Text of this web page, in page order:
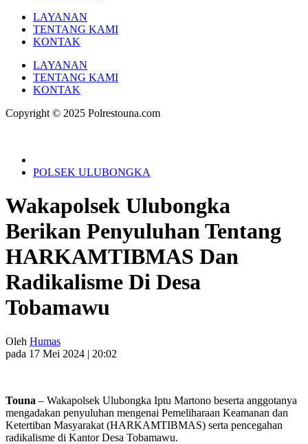
LAYANAN
TENTANG KAMI
KONTAK
LAYANAN
TENTANG KAMI
KONTAK
Copyright © 2025 Polrestouna.com
POLSEK ULUBONGKA
Wakapolsek Ulubongka
Berikan Penyuluhan Tentang
HARKAMTIBMAS Dan
Radikalisme Di Desa
Tobamawu
Oleh Humas
pada 17 Mei 2024 | 20:02
Touna – Wakapolsek Ulubongka Iptu Martono beserta anggotanya
mengadakan penyuluhan mengenai Pemeliharaan Keamanan dan
Ketertiban Masyarakat (HARKAMTIBMAS) serta pencegahan
radikalisme di Kantor Desa Tobamawu.